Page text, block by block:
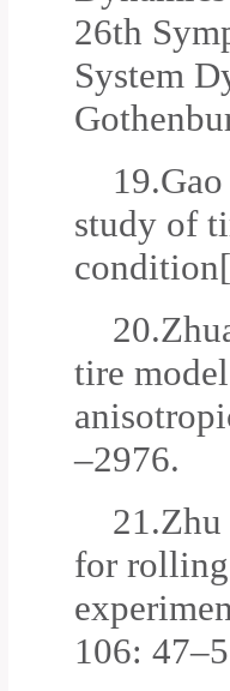
26th
System
19.
study of
20.
tire
–2976.
21.Zhu
for rolling
106: